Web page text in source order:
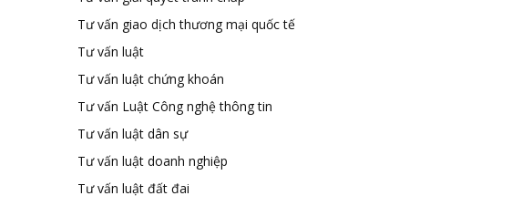
Tư vấn giao dịch thương mại quốc tế
Tư vấn luật
Tư vấn luật chứng khoán
Tư vấn Luật Công nghệ thông tin
Tư vấn luật dân sự
Tư vấn luật doanh nghiệp
Tư vấn luật đất đai